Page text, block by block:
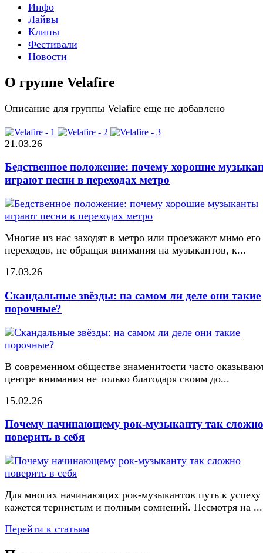
Инфо
Лайвы
Клипы
Фестивали
Новости
О группе Velafire
Описание для группы Velafire еще не добавлено
21.03.26
Бедственное положение: почему хорошие
играют песни в переходах метро
Многие из нас заходят в метро или проезжают мимо его
переходов, не обращая внимания на музыкантов, к...
17.03.26
Скандальные звёзды: на самом ли деле они такие
порочные?
В современном обществе знаменитости часто
центре внимания не только благодаря своим до...
15.02.26
Почему начинающему рок-музыканту так сложно
поверить в себя
Для многих начинающих рок-музыкантов путь к успеху
кажется тернистым и полным сомнений. Несмотря на ...
Перейти к статьям